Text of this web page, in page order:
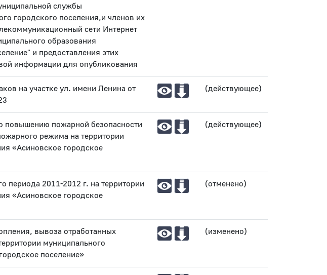
службы
городского поселения,и членов их
сети Интернет
образования
и предоставления этих
информации для опубликования
на участке ул. имени Ленина от
(действующее)
повышению пожарной безопасности
режима на территории
«Асиновское городское
(действующее)
периода 2011-2012 г. на территории
«Асиновское городское
(отменено)
вывоза отработанных
муниципального
поселение»
(изменено)